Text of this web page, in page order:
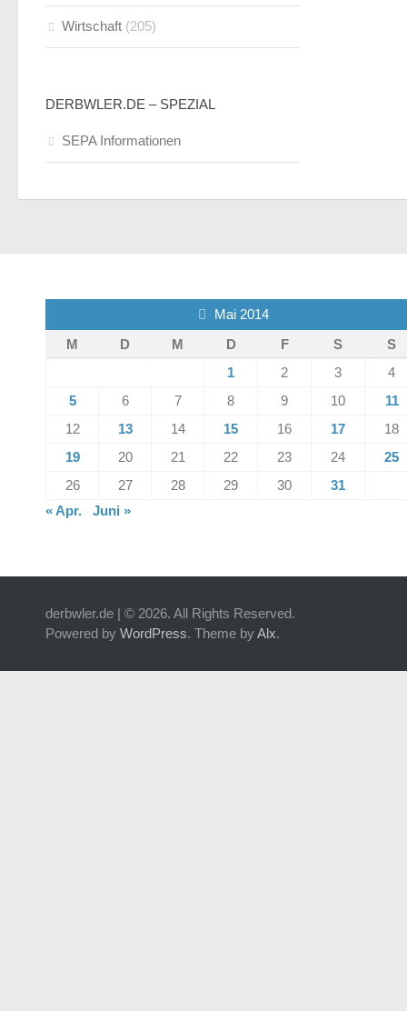
Wirtschaft (205)
DERBWLER.DE – SPEZIAL
SEPA Informationen
Mai 2014
M
D M D F S
S
1
2 3
4
5
6 7 8 9 10
11
12
13 14 15 16 17
18
19
20 21 22 23 24
25
26
27 28 29 30
31
« Apr.
Juni »
derbwler.de | © 2026. All Rights Reserved.
Powered by WordPress. Theme byAlx.